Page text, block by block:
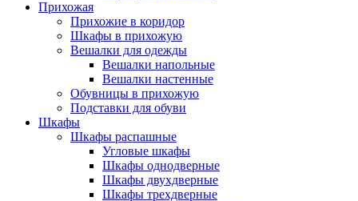
Прихожая
Прихожие в коридор
Шкафы в прихожую
Вешалки для одежды
Вешалки напольные
Вешалки настенные
Обувницы в прихожую
Подставки для обуви
Шкафы
Шкафы распашные
Угловые шкафы
Шкафы однодверные
Шкафы двухдверные
Шкафы трехдверные